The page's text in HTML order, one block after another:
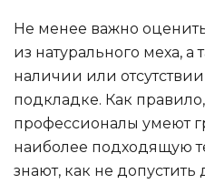
Не менее важно
из натурального меха, а
наличии или
подкладке. Как
профессионалы умеют
наиболее подходящую
знают, как не